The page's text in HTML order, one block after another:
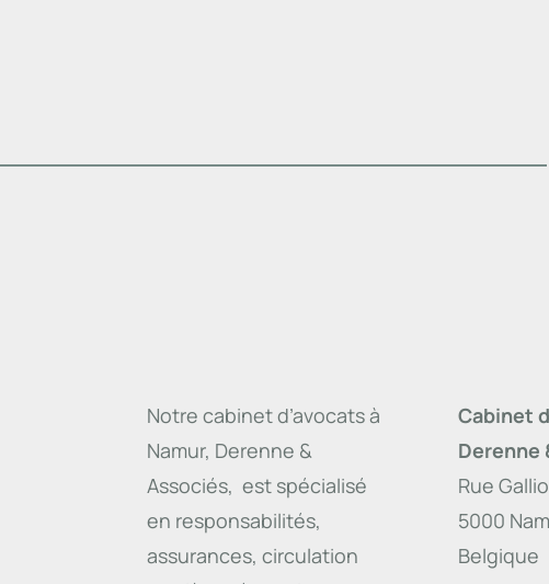
Notre cabinet d’avocats à
Namur, Derenne &
Associés, est spécialisé
en responsabilités,
assurances, circulation
Cabinet
Derenne
Rue
5000
Belgique